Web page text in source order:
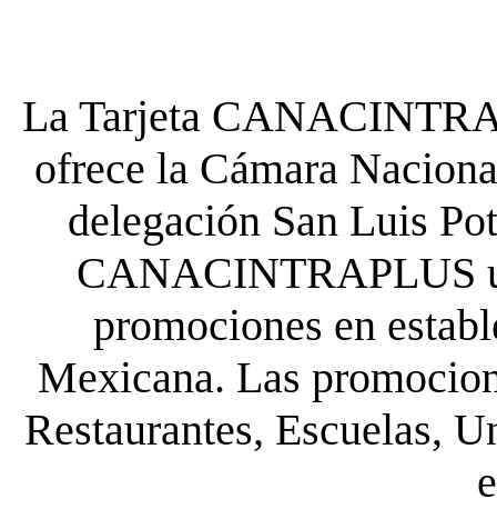
La Tarjeta
ofrece la Cámara
delegación San Luis
CANACINTRAPLUS
promociones en
Mexicana. Las
Restaurantes, Escuelas,